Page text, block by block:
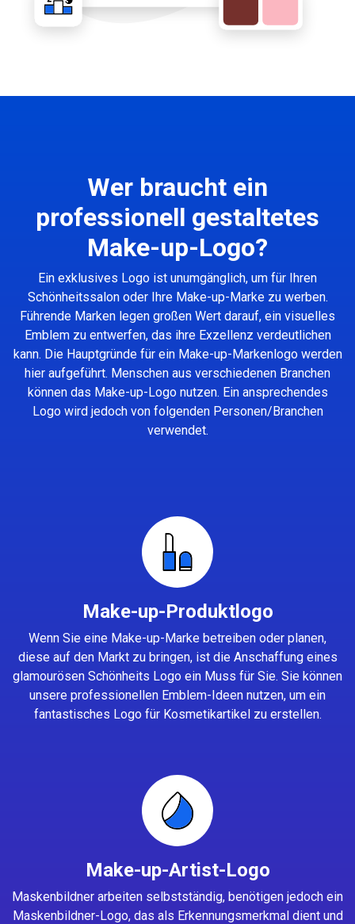
Wer braucht ein
professionell gestaltetes
Make-up-Logo?
Ein exklusives Logo ist unumgänglich, um für Ihren
Schönheitssalon oder Ihre Make-up-Marke zu werben.
Führende Marken legen großen Wert darauf, ein visuelles
Emblem zu entwerfen, das ihre Exzellenz verdeutlichen
kann. Die Hauptgründe für ein Make-up-Markenlogo werden
hier aufgeführt. Menschen aus verschiedenen Branchen
können das Make-up-Logo nutzen. Ein ansprechendes
Logo wird jedoch von folgenden Personen/Branchen
verwendet.
Make-up-Produktlogo
Wenn Sie eine Make-up-Marke betreiben oder planen,
diese auf den Markt zu bringen, ist die Anschaffung eines
glamourösen Schönheits Logo ein Muss für Sie. Sie können
unsere professionellen Emblem-Ideen nutzen, um ein
fantastisches Logo für Kosmetikartikel zu erstellen.
Make-up-Artist-Logo
Maskenbildner arbeiten selbstständig, benötigen jedoch ein
Maskenbildner-Logo, das als Erkennungsmerkmal dient und